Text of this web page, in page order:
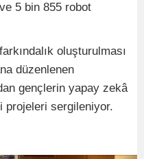
5 bin 855 robot
oluşturulması
düzenlenen
gençlerin yapay zekâ
projeleri sergileniyor.